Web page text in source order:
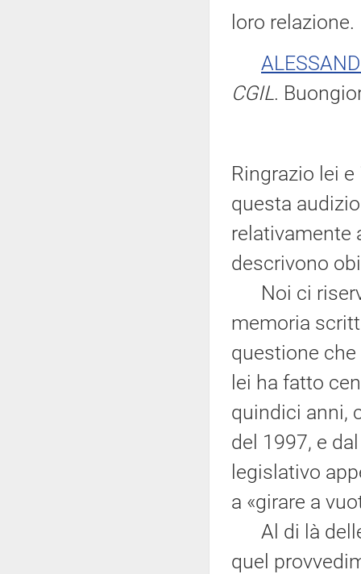
loro relazione.
CGIL.
Ringrazio lei
questa
relativamente
descrivono
Noi ci
memoria
questione
lei ha fatto
quindici anni,
del 1997, e
legislativo
a «girare a
Al di là delle
quel